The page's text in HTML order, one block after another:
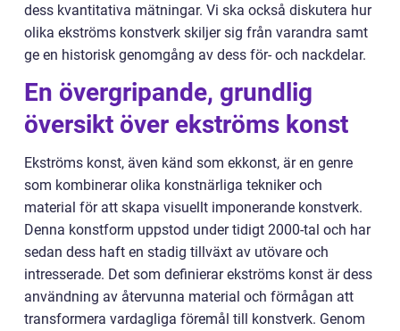
dess kvantitativa mätningar. Vi ska också diskutera hur
olika ekströms konstverk skiljer sig från varandra samt
ge en historisk genomgång av dess för- och nackdelar.
En övergripande, grundlig
översikt över ekströms konst
Ekströms konst, även känd som ekkonst, är en genre
som kombinerar olika konstnärliga tekniker och
material för att skapa visuellt imponerande konstverk.
Denna konstform uppstod under tidigt 2000-tal och har
sedan dess haft en stadig tillväxt av utövare och
intresserade. Det som definierar ekströms konst är dess
användning av återvunna material och förmågan att
transformera vardagliga föremål till konstverk. Genom